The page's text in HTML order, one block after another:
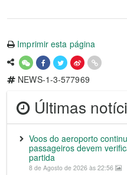
Imprimir esta página
NEWS-1-3-577969
Últimas
Voos do aeroporto
passageiros devem
partida
8 de Agosto de 2026 às 22:56